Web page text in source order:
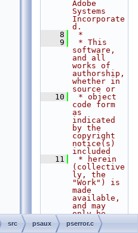
Adobe
Systems
Incorporate
d.
    8
*
    9
* This
software,
and all
works of
authorship,
whether in
source or
   10
* object
code form
as
indicated
by the
copyright
notice(s)
included
   11
* herein
(collective
ly, the
"Work") is
made
available,
and may
only be
   12
* used,
modified,
src psaux pserror.c